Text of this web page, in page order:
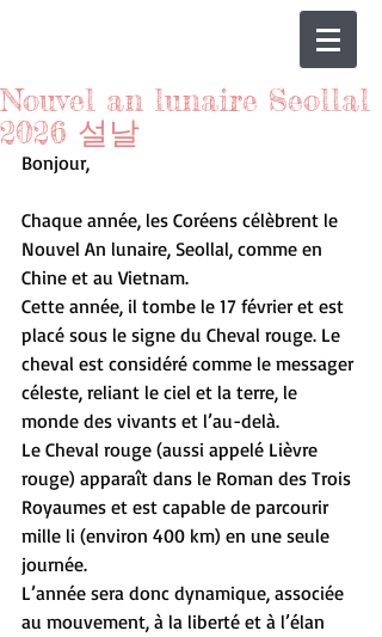
Nouvel an lunaire Seollal
2026 설날
Bonjour,
Chaque année, les Coréens célèbrent le
Nouvel An lunaire, Seollal, comme en
Chine et au Vietnam.
Cette année, il tombe le 17 février et est
placé sous le signe du Cheval rouge. Le
cheval est considéré comme le messager
céleste, reliant le ciel et la terre, le
monde des vivants et l’au-delà.
Le Cheval rouge (aussi appelé Lièvre
rouge) apparaît dans le Roman des Trois
Royaumes et est capable de parcourir
mille li (environ 400 km) en une seule
journée.
L’année sera donc dynamique, associée
au mouvement, à la liberté et à l’élan